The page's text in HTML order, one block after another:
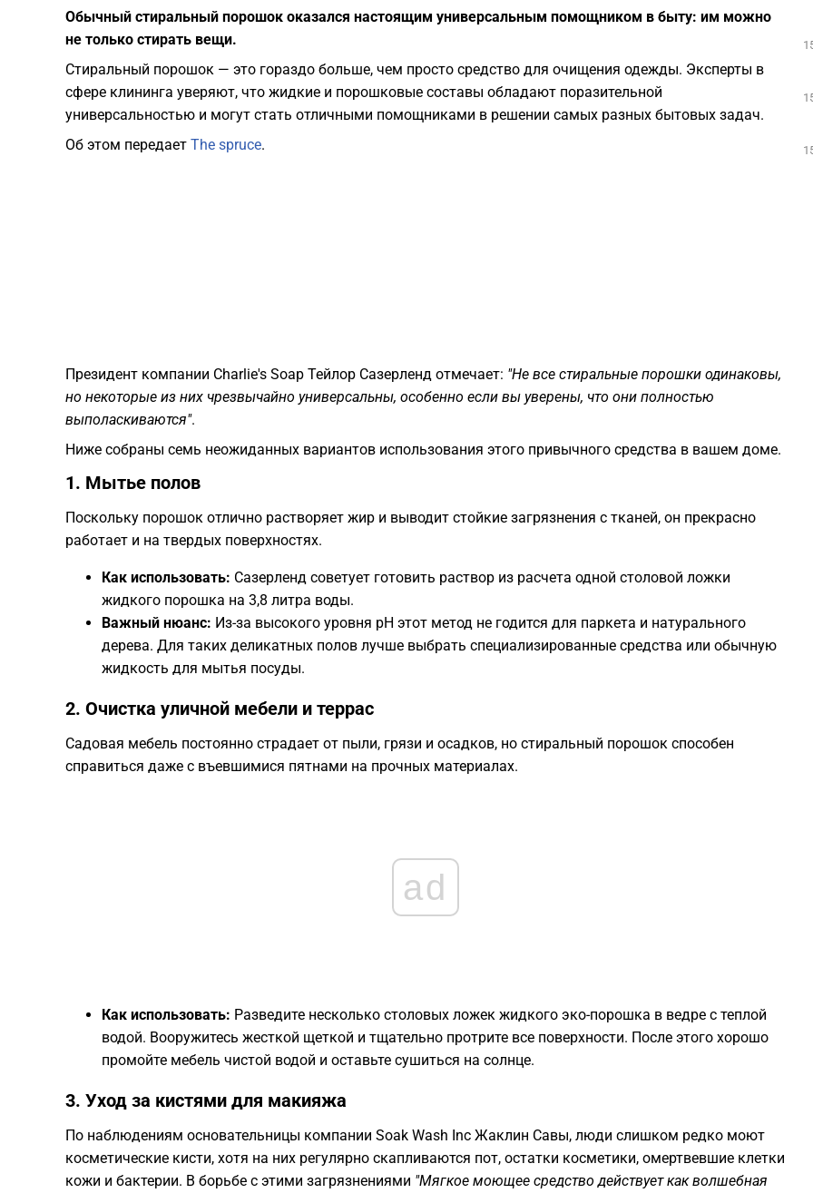
Обычный стиральный порошок оказался настоящим универсальным помощником в быту: им можно
не только стирать вещи.
Стиральный порошок — это гораздо больше, чем просто средство для очищения одежды. Эксперты в
сфере клининга уверяют, что жидкие и порошковые составы обладают поразительной
универсальностью и могут стать отличными помощниками в решении самых разных бытовых задач.
Об этом передает The spruce.
​Президент компании Charlie's Soap Тейлор Сазерленд отмечает: "Не все стиральные порошки одинаковы,
но некоторые из них чрезвычайно универсальны, особенно если вы уверены, что они полностью
выполаскиваются".
​Ниже собраны семь неожиданных вариантов использования этого привычного средства в вашем доме.
​1. Мытье полов
​Поскольку порошок отлично растворяет жир и выводит стойкие загрязнения с тканей, он прекрасно
работает и на твердых поверхностях.
Как использовать: Сазерленд советует готовить раствор из расчета одной столовой ложки
жидкого порошка на 3,8 литра воды.
Важный нюанс: Из-за высокого уровня pH этот метод не годится для паркета и натурального
дерева. Для таких деликатных полов лучше выбрать специализированные средства или обычную
жидкость для мытья посуды.
​2. Очистка уличной мебели и террас
​Садовая мебель постоянно страдает от пыли, грязи и осадков, но стиральный порошок способен
справиться даже с въевшимися пятнами на прочных материалах.
ad
Как использовать: Разведите несколько столовых ложек жидкого эко-порошка в ведре с теплой
водой. Вооружитесь жесткой щеткой и тщательно протрите все поверхности. После этого хорошо
промойте мебель чистой водой и оставьте сушиться на солнце.
​3. Уход за кистями для макияжа
​По наблюдениям основательницы компании Soak Wash Inc Жаклин Савы, люди слишком редко моют
косметические кисти, хотя на них регулярно скапливаются пот, остатки косметики, омертвевшие клетки
кожи и бактерии. В борьбе с этими загрязнениями "Мягкое моющее средство действует как волшебная